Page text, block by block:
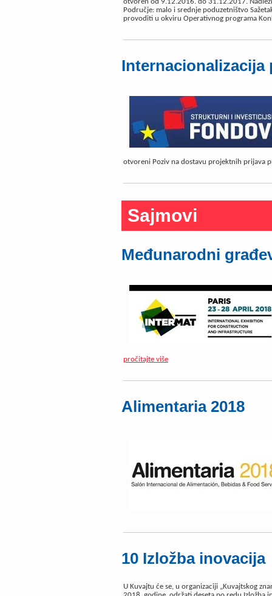
Područje: malo i srednje poduzetništvo
provoditi u okviru Operativnog programa
Internacionalizacija
otvoreni Poziv na dostavu projektnih prijava
Sajmovi
Međunarodni
pročitajte više
Alimentaria 2018
10 Izložba inovacija
U Kuvajtu će se, u organizaciji „Kuvajtskog